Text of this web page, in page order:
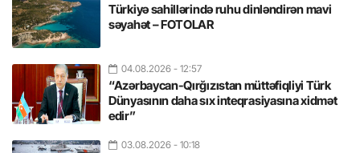
Türkiyə sahillərində ruhu dinləndirən mavi
səyahət – FOTOLAR
04.08.2026 - 12:57
“Azərbaycan-Qırğızıstan müttəfiqliyi Türk
Dünyasının daha sıx inteqrasiyasına xidmət
edir”
03.08.2026 - 10:18